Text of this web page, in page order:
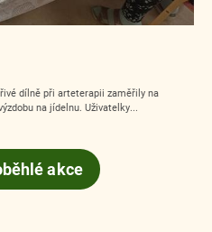
dílně při arteterapii zaměřily na
na jídelnu. Uživatelky...
akce